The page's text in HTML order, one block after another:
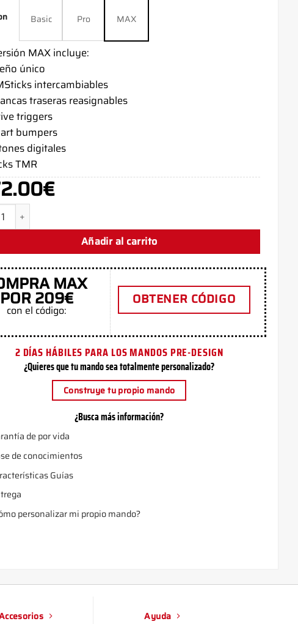
Basic Pro MAX
MAX incluye:
único
intercambiables
traseras reasignables
triggers
bumpers
digitales
TMR
€
PS5 AdisBak Skull - PS5 Controller - AimControllers cantidad
Añadir al carrito
MAX
POR 209€
con el código:
OBTENER CÓDIGO
2 DÍAS HÁBILES PARA LOS MANDOS PRE-DESIGN
¿Quieres que tu mando sea totalmente personalizado?
Construye tu propio mando
¿Busca más información?
de por vida
de conocimientos
Guías
personalizar mi propio mando?
Ayuda